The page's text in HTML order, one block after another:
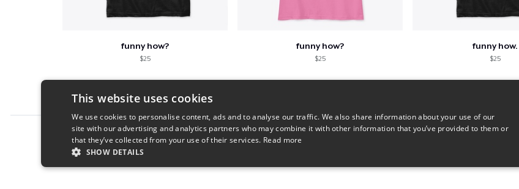
funny how?
$25
funny how?
$25
funny how.
$25
Report this product
This website uses cookies
We use cookies to personalise content, ads and to analyse our traffic. We also share information about your use of our
site with our advertising and analytics partners who may combine it with other information that you’ve provided to them or
that they’ve collected from your use of their services. Read more
SHOW DETAILS